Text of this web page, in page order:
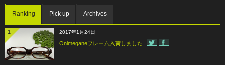
Ranking Pick up Archives
1 2017年1月24日
Onimeganeフレーム入荷しました